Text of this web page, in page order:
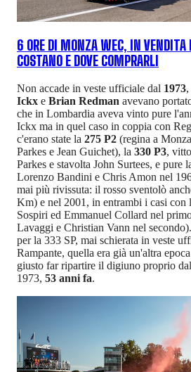
6 ORE DI MONZA WEC, IN
COSTANO E DOVE COMPRARLI
Non accade in veste ufficiale dal 1973
Ickx e Brian Redman avevano
che in Lombardia aveva vinto pure
Ickx ma in quel caso in coppia con
c'erano state la 275 P2 (regina a
Parkes e Jean Guichet), la 330 P3,
Parkes e stavolta John Surtees, e pure
Lorenzo Bandini e Chris Amon nel
mai più rivissuta: il rosso sventolò
Km) e nel 2001, in entrambi i casi con
Sospiri ed Emmanuel Collard nel
Lavaggi e Christian Vann nel
per la 333 SP, mai schierata in veste
Rampante, quella era già un'altra
giusto far ripartire il digiuno proprio
1973, 53 anni fa.